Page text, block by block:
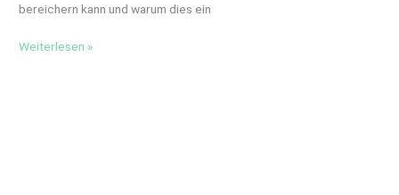
bereichern kann und warum dies ein
Weiterlesen »